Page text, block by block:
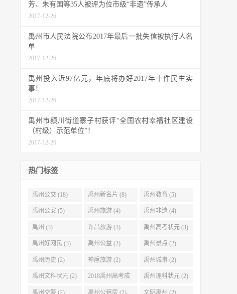
芳、朱有国等35人被评为位市级“非遗”传承人
2017-12-26
禹州市人民法院公布2017年最后一批失信被执行人名
单
2017-12-26
禹州投入近97亿元，年底将办好2017年十件民生实
事！
2017-12-26
禹州市颍川街道寨子村获评“全国农村幸福社区建设
（村级）示范单位”！
2017-12-26
热门标签
禹州公交 (18) 禹州新名片 (8) 禹州教育 (5)
禹州公安 (5) 禹州旅游 (4) 禹州非遗 (4)
禹州 (3) 许昌旅游 (3) 禹州高考状元 (3)
禹州好网民 (3) 禹州公益 (2) 禹州景点 (2)
禹州历史 (2) 神垕旅游 (2) 禹州城事 (2)
禹州文科状元 (2) 2018禹州高考成
绩 (2)
禹州理科状元 (2)
禹州交警 (2) 禹州公租房 (2) 文明禹州 (2)